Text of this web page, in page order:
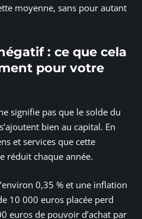
moyenne, sans pour autant
: ce que cela
pour votre
signifie pas que le solde du
bien au capital. En
et services que cette
réduit chaque année.
0,35 % et une inflation
10 000 euros placée perd
euros de pouvoir d’achat par